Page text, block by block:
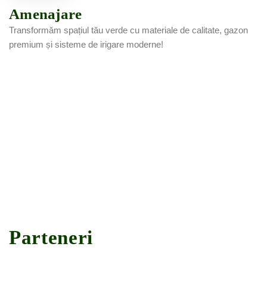
Amenajare
Transformăm spațiul tău verde cu materiale de calitate, gazon
premium și sisteme de irigare moderne!
Parteneri